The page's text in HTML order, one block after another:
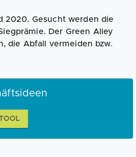
2020. Gesucht werden die
Der Green Alley
die Abfall vermeiden bzw.